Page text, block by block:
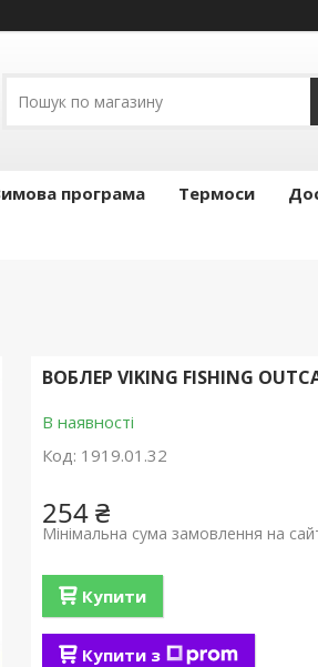
програма Термоси
ВОБЛЕР VIKING FISHING
В наявності
Код: 1919.01.32
254 ₴
Мінімальна сума замовлення на
Купити
Купити з